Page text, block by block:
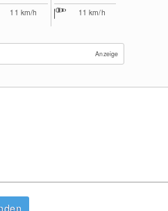
11 km/h 11km/h
Anzeige